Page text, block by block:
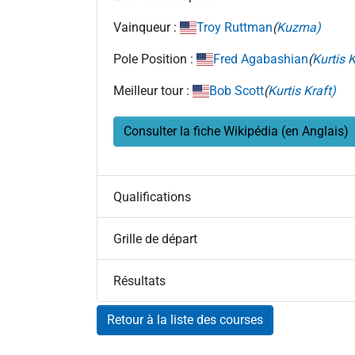
Vainqueur : Troy Ruttman(Kuzma)
Pole Position : Fred Agabashian(Kurtis
Meilleur tour : Bob Scott(Kurtis Kraft)
Consulter la fiche Wikipédia (en Anglais)
Qualifications
Grille de départ
Résultats
Retour à la liste des courses